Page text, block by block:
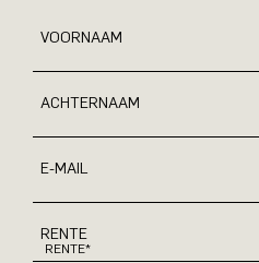
VOORNAAM
ACHTERNAAM
E-MAIL
RENTE